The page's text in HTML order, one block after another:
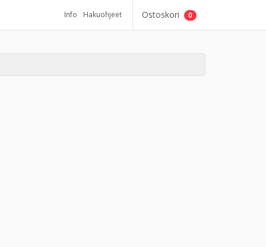
Info Hakuohjeet Ostoskori 0